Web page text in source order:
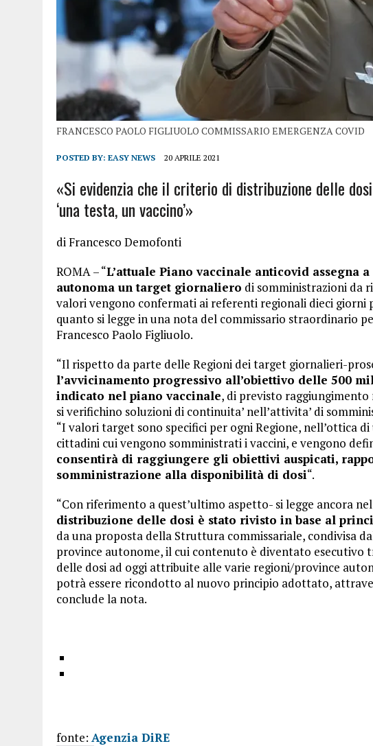
FRANCESCO PAOLO FIGLIUOLO COMMISSARIO EMERGENZA COVID
POSTED BY: EASY NEWS 20 APRILE 2021
«Si evidenzia che il criterio di distribuzione delle
‘una testa, un vaccino’»
diFrancesco Demofonti
ROMA – “L’attuale Piano vaccinale anticovid assegna
autonoma un target giornaliero di somministrazioni da
valori vengono confermati ai referenti regionali dieci giorni
quanto si legge in una nota del commissario straordinario
Francesco Paolo Figliuolo.
“Il rispetto da parte delle Regioni dei target giornalieri-
l’avvicinamento progressivo all’obiettivo delle 500
indicato nel piano vaccinale, di previsto raggiungimento
si verifichino soluzioni di continuita’ nell’attivita’ di
“I valori target sono specifici per ogni Regione, nell’ottica
cittadini cui vengono somministrati i vaccini, e vengono
consentirà di raggiungere gli obiettivi auspicati,
somministrazione alla disponibilità di dosi“.
“Con riferimento a quest’ultimo aspetto- si legge ancora
distribuzione delle dosi è stato rivisto in base al
da una proposta della Struttura commissariale, condivisa
province autonome, il cui contenuto è diventato esecutivo
delle dosi ad oggi attribuite alle varie regioni/province
potrà essere ricondotto al nuovo principio adottato,
conclude la nota.
fonte: Agenzia DiRE